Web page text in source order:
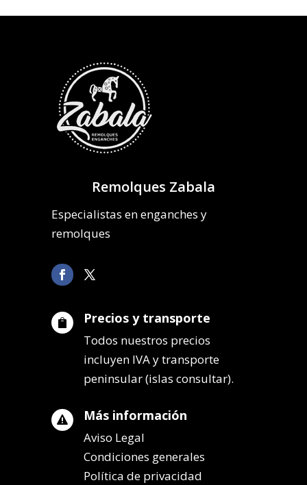
Remolques Zabala
Especialistas en enganches y
remolques
 Precios y transporte
Todos nuestros precios
incluyen IVA y transporte
peninsular (islas consultar).
 Más información
Aviso Legal
Condiciones generales
Política de privacidad